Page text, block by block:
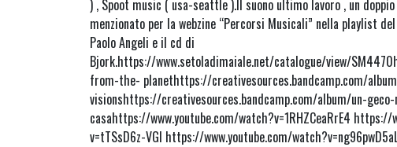
) , Spoot music ( usa-seattle ).Il suono ultimo lavoro , un
menzionato per la webzine “Percorsi Musicali” nella playlist
Paolo Angeli e il cd di
Bjork.https://www.setoladimaiale.net/catalogue/view/
from-the- planethttps://creativesources.bandcamp.com/
visionshttps://creativesources.bandcamp.com/album/un-
casahttps://www.youtube.com/watch?v=1RHZCeaRrE4 https://
v=tTSsD6z-VGI https://www.youtube.com/